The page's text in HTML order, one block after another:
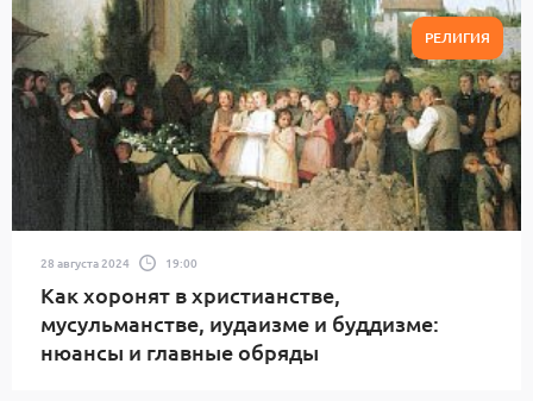
РЕЛИГИЯ
28 августа 2024 19:00
Как хоронят в христианстве,
мусульманстве, иудаизме и буддизме:
нюансы и главные обряды